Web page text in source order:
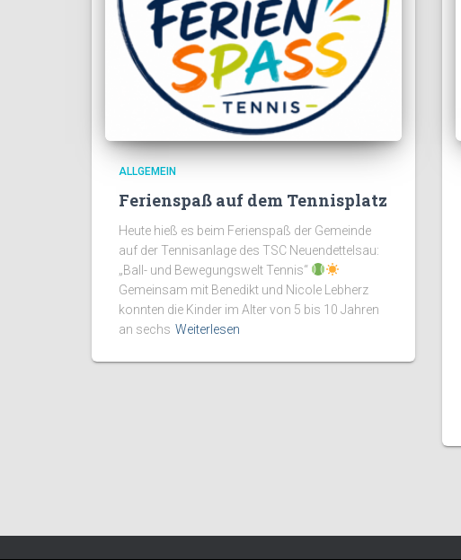
ALLGEMEIN
Ferienspaß auf dem Tennisplatz
Heute hieß es beim Ferienspaß der Gemeinde
auf der Tennisanlage des TSC Neuendettelsau:
„Ball- und Bewegungswelt Tennis“
Gemeinsam mit Benedikt und Nicole Lebherz
konnten die Kinder im Alter von 5 bis 10 Jahren
an sechs Weiterlesen